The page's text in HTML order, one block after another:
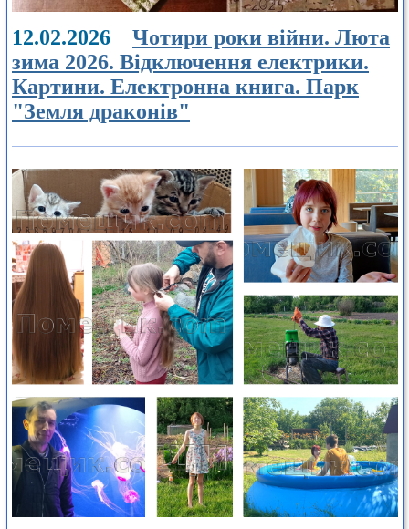
12.02.2026 Чотири роки війни. Люта
зима 2026. Відключення електрики.
Картини. Електронна книга. Парк
"Земля драконів"